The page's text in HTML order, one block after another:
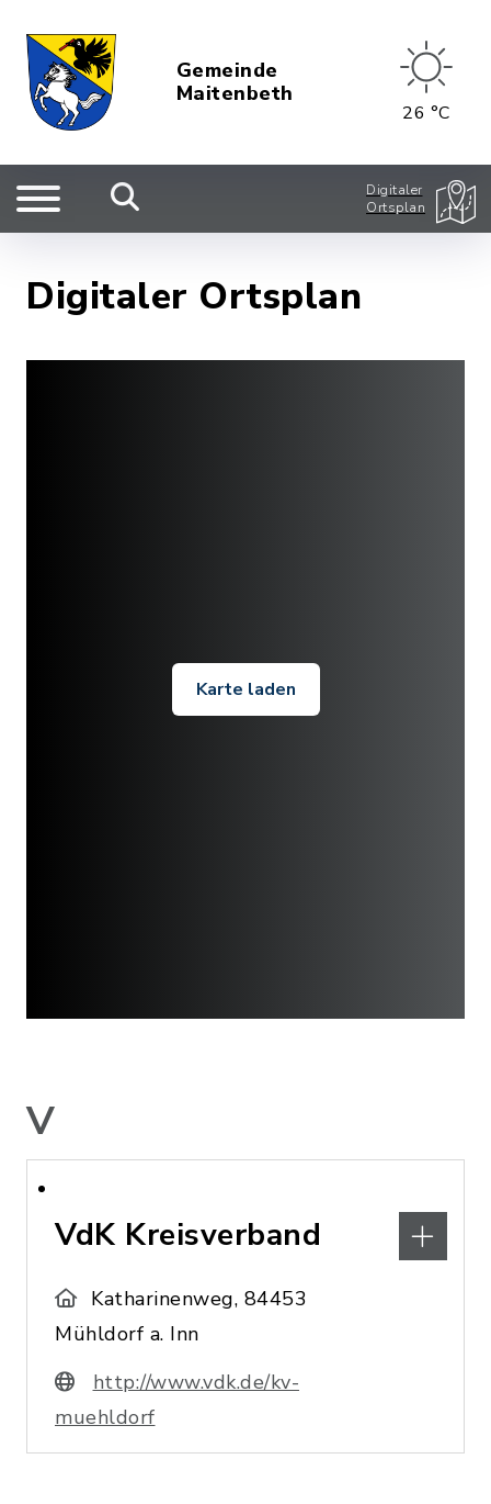
Gemeinde
Maitenbeth
26 °C
Digitaler
Ortsplan
Digitaler Ortsplan
Karte laden
V
VdK Kreisverband
Katharinenweg, 84453
Mühldorf a. Inn
http://www.vdk.de/kv-
muehldorf